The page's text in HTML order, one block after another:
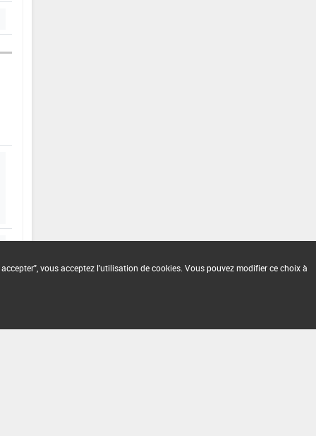
vous acceptez l'utilisation de cookies. Vous pouvez modifier ce choix à